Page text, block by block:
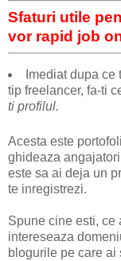
Sfaturi utile
vor rapid job
Imediat dupa
tip freelancer, fa-ti
ti profilul.
Acesta este
ghideaza
este sa ai deja un
te inregistrezi.
Spune cine esti, ce
intereseaza
blogurile pe care ai